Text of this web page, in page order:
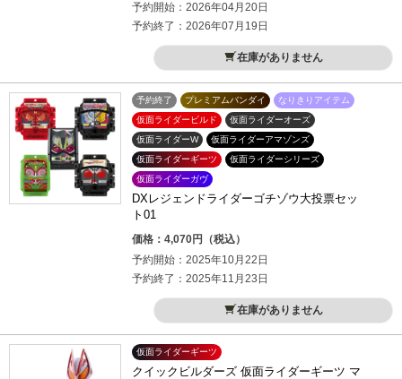
予約開始：2026年04月20日
予約終了：2026年07月19日
在庫がありません
予約終了 プレミアムバンダイ
なりきりアイテム
仮面ライダービルド
仮面ライダーオーズ
仮面ライダーW
仮面ライダーアマゾンズ
仮面ライダーギーツ
仮面ライダーシリーズ
仮面ライダーガヴ
DXレジェンドライダーゴチゾウ大投票セッ
ト01
価格：4,070円（税込）
予約開始：2025年10月22日
予約終了：2025年11月23日
在庫がありません
仮面ライダーギーツ
クイックビルダーズ 仮面ライダーギーツ マ